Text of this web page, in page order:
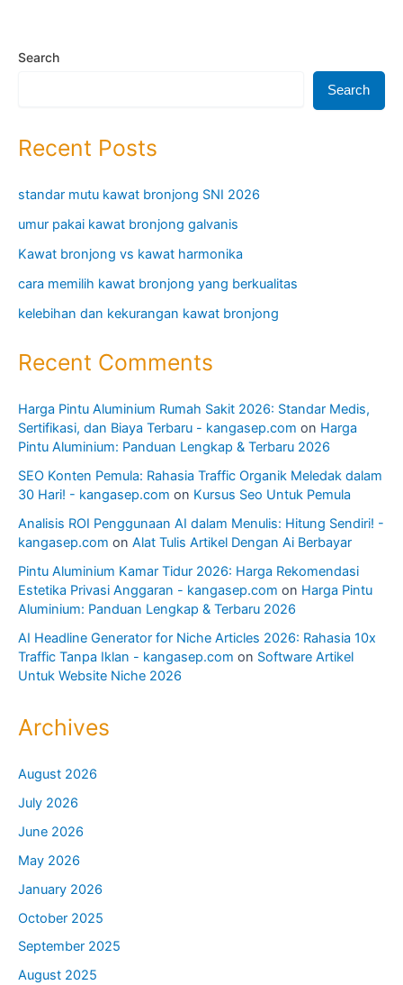
Search
Search
Recent Posts
standar mutu kawat bronjong SNI 2026
umur pakai kawat bronjong galvanis
Kawat bronjong vs kawat harmonika
cara memilih kawat bronjong yang berkualitas
kelebihan dan kekurangan kawat bronjong
Recent Comments
Harga Pintu Aluminium Rumah Sakit 2026: Standar Medis,
Sertifikasi, dan Biaya Terbaru - kangasep.com on Harga
Pintu Aluminium: Panduan Lengkap & Terbaru 2026
SEO Konten Pemula: Rahasia Traffic Organik Meledak dalam
30 Hari! - kangasep.com on Kursus Seo Untuk Pemula
Analisis ROI Penggunaan AI dalam Menulis: Hitung Sendiri! -
kangasep.com on Alat Tulis Artikel Dengan Ai Berbayar
Pintu Aluminium Kamar Tidur 2026: Harga Rekomendasi
Estetika Privasi Anggaran - kangasep.com on Harga Pintu
Aluminium: Panduan Lengkap & Terbaru 2026
AI Headline Generator for Niche Articles 2026: Rahasia 10x
Traffic Tanpa Iklan - kangasep.com on Software Artikel
Untuk Website Niche 2026
Archives
August 2026
July 2026
June 2026
May 2026
January 2026
October 2025
September 2025
August 2025